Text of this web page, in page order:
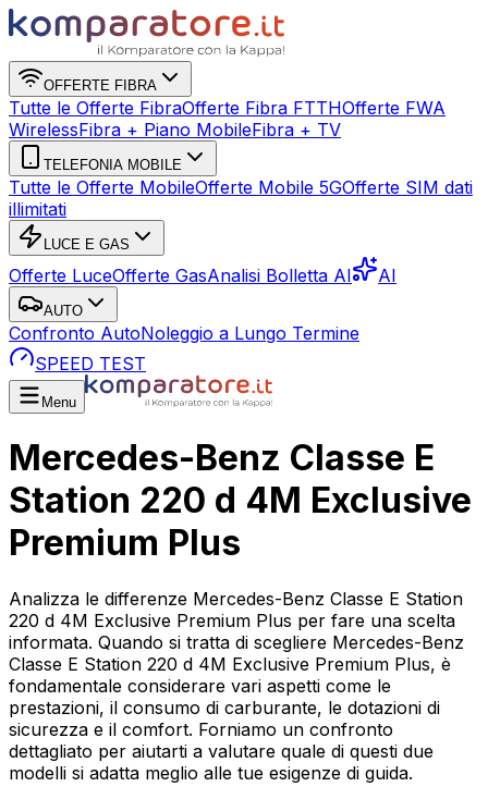
OFFERTE FIBRA
Tutte le Offerte FibraOfferte Fibra FTTHOfferte FWA
WirelessFibra + Piano MobileFibra + TV
TELEFONIA MOBILE
Tutte le Offerte MobileOfferte Mobile 5GOfferte SIM dati
illimitati
LUCE E GAS
Offerte LuceOfferte GasAnalisi Bolletta AI AI
AUTO
Confronto AutoNoleggio a Lungo Termine
SPEED TEST
Menu
Mercedes-Benz Classe E
Station 220 d 4M Exclusive
Premium Plus
Analizza le differenze Mercedes-Benz Classe E Station
220 d 4M Exclusive Premium Plus per fare una scelta
informata. Quando si tratta di scegliere Mercedes-Benz
Classe E Station 220 d 4M Exclusive Premium Plus, è
fondamentale considerare vari aspetti come le
prestazioni, il consumo di carburante, le dotazioni di
sicurezza e il comfort. Forniamo un confronto
dettagliato per aiutarti a valutare quale di questi due
modelli si adatta meglio alle tue esigenze di guida.